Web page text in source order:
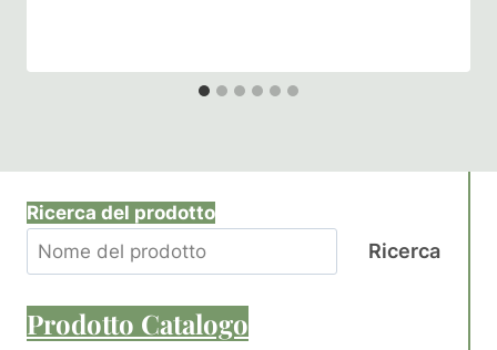
Ricerca del prodotto
Ricerca
Prodotto Catalogo